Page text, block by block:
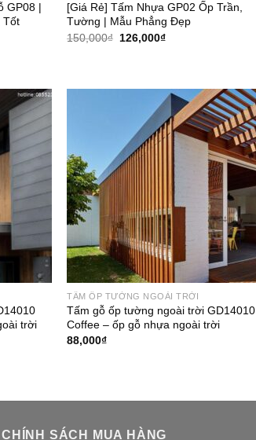
GP08 |
Tốt
[Giá Rẻ] Tấm Nhựa GP02 Ốp Trần,
Tường | Mẫu Phẳng Đẹp
150,000₫ Giá
126,000₫Giá
trời
TẤM ỐP TƯỜNG NGOÀI TRỜI
Tấm gỗ ốp tường ngoài trời GD14010
Coffee – ốp gỗ nhựa ngoài trời
88,000₫
CHÍNH SÁCH MUA HÀNG